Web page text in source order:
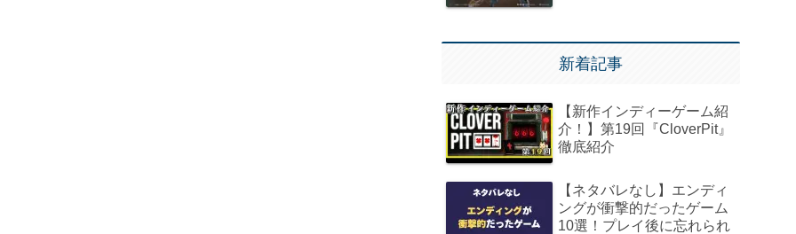
新着記事
【新作インディーゲーム紹
介！】第19回『CloverPit』
徹底紹介
【ネタバレなし】エンディ
ングが衝撃的だったゲーム
10選！プレイ後に忘れられ